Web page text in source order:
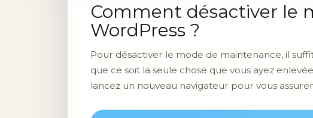
Comment désactiver le
WordPress ?
Pour désactiver le mode de maintenance, il
que ce soit la seule chose que vous ayez
lancez un nouveau navigateur pour vous